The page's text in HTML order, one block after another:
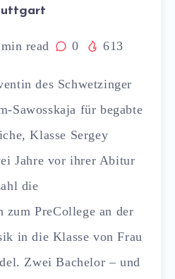
min read 0 613
des Schwetzinger
Sawosskaja für begabte
Klasse Sergey
Jahre vor ihrer Abitur
die
zum PreCollege an der
in die Klasse von Frau
Zwei Bachelor – und